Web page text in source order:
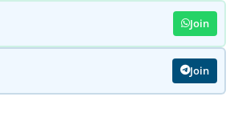
Join
Join